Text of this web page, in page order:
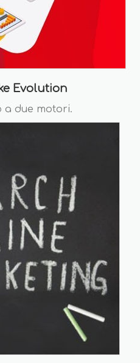
Evolution
a due motori.